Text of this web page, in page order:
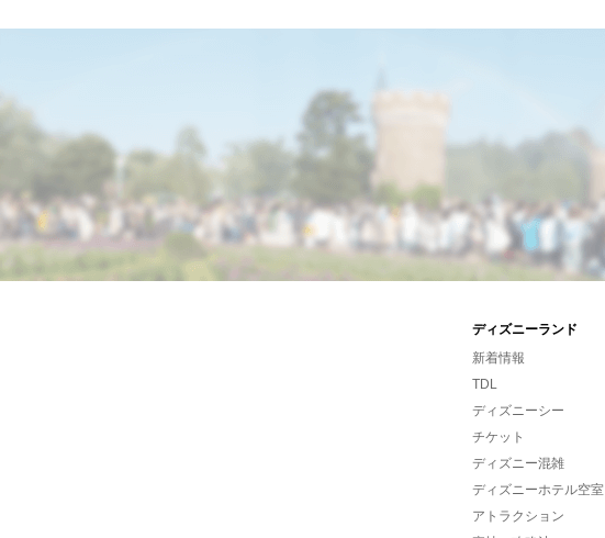
ディズニーランド
新着情報
TDL
ディズニーシー
チケット
ディズニー混雑
ディズニーホテル空室
アトラクション